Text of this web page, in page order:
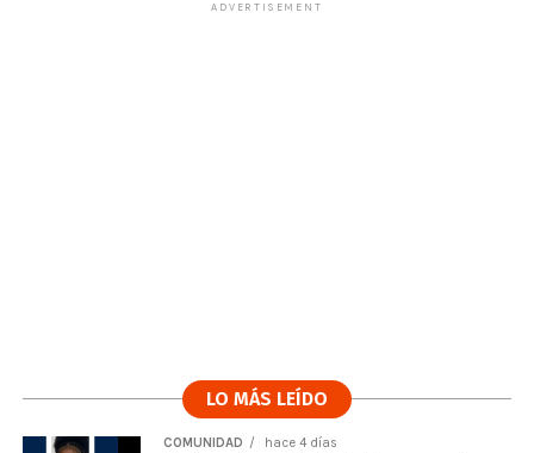
ADVERTISEMENT
LO MÁS LEÍDO
COMUNIDAD hace 4 días